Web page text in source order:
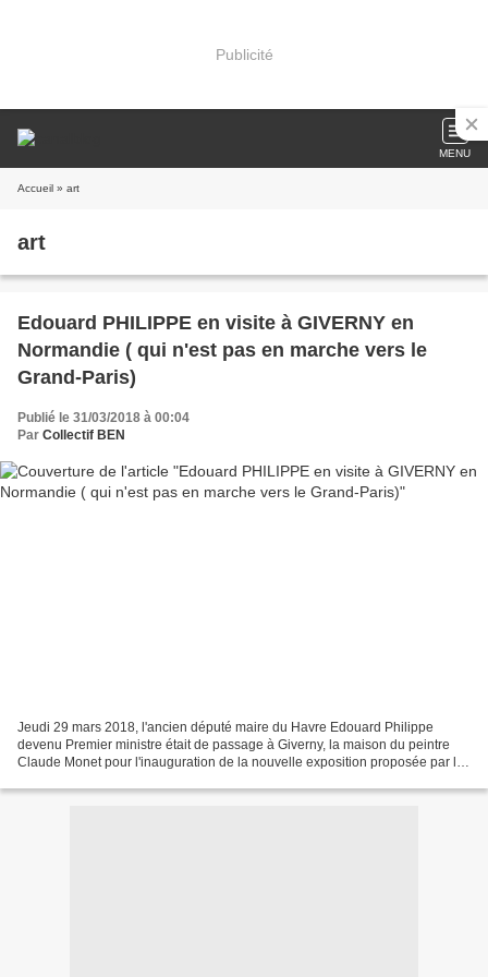
Publicité
MENU
Accueil » art
art
Edouard PHILIPPE en visite à GIVERNY en
Normandie ( qui n'est pas en marche vers le
Grand-Paris)
Publié le 31/03/2018 à 00:04
Par Collectif BEN
Jeudi 29 mars 2018, l'ancien député maire du Havre Edouard Philippe
devenu Premier ministre était de passage à Giverny, la maison du peintre
Claude Monet pour l'inauguration de la nouvelle exposition proposée par le